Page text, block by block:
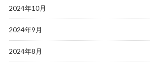
2024年10月
2024年9月
2024年8月